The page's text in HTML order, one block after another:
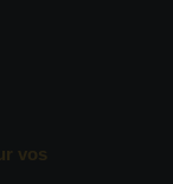
vos